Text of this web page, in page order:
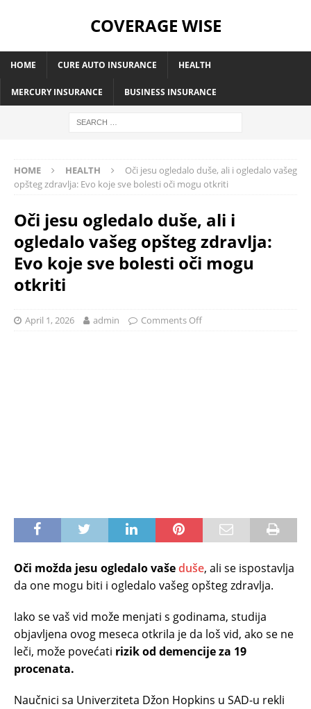
COVERAGE WISE
HOME CURE AUTO INSURANCE HEALTH
MERCURY INSURANCE BUSINESS INSURANCE
HOME HEALTH
Oči jesu ogledalo duše, ali i ogledalo vašeg
opšteg zdravlja: Evo koje sve bolesti oči mogu otkriti
Oči jesu ogledalo duše, ali i
ogledalo vašeg opšteg zdravlja:
Evo koje sve bolesti oči mogu
otkriti
April 1, 2026 admin Comments Off
Oči možda jesu ogledalo vašeduše, ali se ispostavlja
da one mogu biti i ogledalo vašeg opšteg zdravlja.
Iako se vaš vid može menjati s godinama, studija
objavljena ovog meseca otkrila je da loš vid, ako se ne
leči, može povećati rizik od demencije za 19
procenata.
Naučnici sa Univerziteta Džon Hopkins u SAD-u rekli